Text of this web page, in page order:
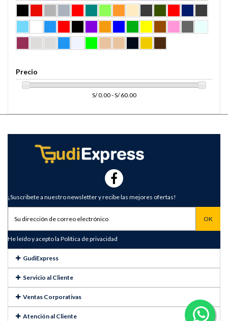
Precio
S/ 0.00 - S/ 60.00
¡Suscribete a nuestro newsletter y recibe las mejores ofertas!
He leído y acepto la Política de privacidad
GudiExpress
Servicio al Cliente
Ventas Corporativas
Atención al Cliente